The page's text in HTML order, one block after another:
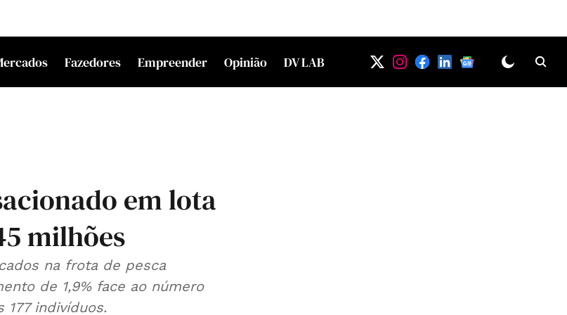
Fazedores Empreender Opinião DV LAB
em lota
milhões
na frota de pesca
de 1,9% face ao número
indivíduos.